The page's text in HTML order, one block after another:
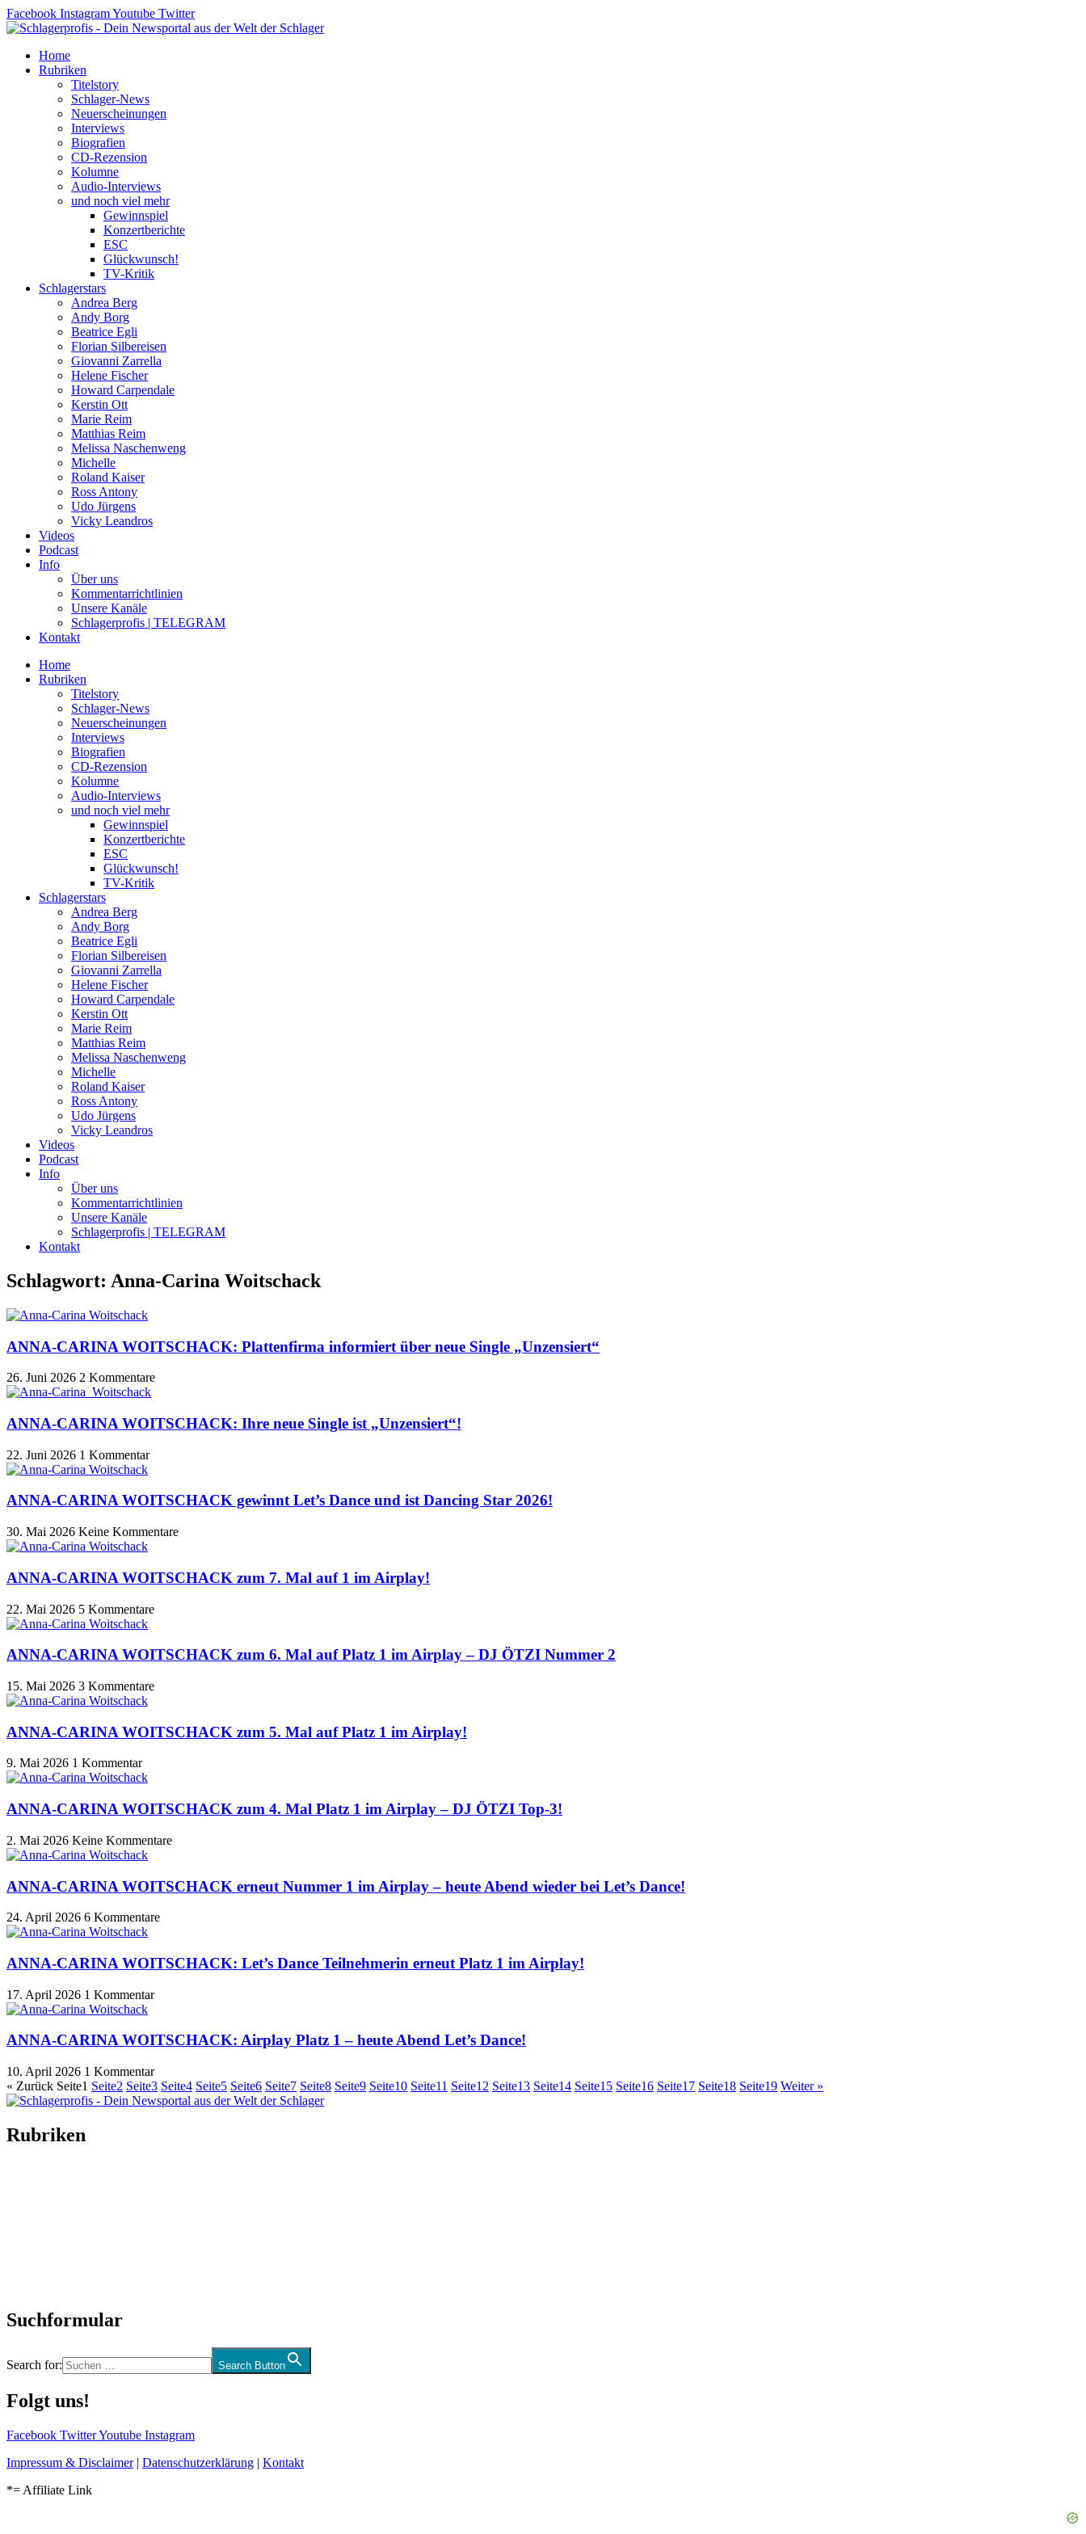
Zum
Inhalt
Facebook InstagramYoutube Twitter
Home
Rubriken
Titelstory
Schlager-News
Neuerscheinungen
Interviews
Biografien
CD-Rezension
Kolumne
Audio-Interviews
und noch viel mehr
Gewinnspiel
Konzertberichte
ESC
Glückwunsch!
TV-Kritik
Schlagerstars
Andrea Berg
Andy Borg
Beatrice Egli
Florian Silbereisen
Giovanni Zarrella
Helene Fischer
Howard Carpendale
Kerstin Ott
Marie Reim
Matthias Reim
Melissa Naschenweng
Michelle
Roland Kaiser
Ross Antony
Udo Jürgens
Vicky Leandros
Videos
Podcast
Info
Über uns
Kommentarrichtlinien
Unsere Kanäle
Schlagerprofis | TELEGRAM
Kontakt
Home
Rubriken
Titelstory
Schlager-News
Neuerscheinungen
Interviews
Biografien
CD-Rezension
Kolumne
Audio-Interviews
und noch viel mehr
Gewinnspiel
Konzertberichte
ESC
Glückwunsch!
TV-Kritik
Schlagerstars
Andrea Berg
Andy Borg
Beatrice Egli
Florian Silbereisen
Giovanni Zarrella
Helene Fischer
Howard Carpendale
Kerstin Ott
Marie Reim
Matthias Reim
Melissa Naschenweng
Michelle
Roland Kaiser
Ross Antony
Udo Jürgens
Vicky Leandros
Videos
Podcast
Info
Über uns
Kommentarrichtlinien
Unsere Kanäle
Schlagerprofis | TELEGRAM
Kontakt
Schlagwort: Anna-Carina Woitschack
ANNA-CARINA WOITSCHACK: Plattenfirma informiert über neue Single „Unzensiert“
26. Juni 2026 2 Kommentare
ANNA-CARINA WOITSCHACK: Ihre neue Single ist „Unzensiert“!
22. Juni 2026 1 Kommentar
ANNA-CARINA WOITSCHACK gewinnt Let’s Dance und ist Dancing Star 2026!
30. Mai 2026 Keine Kommentare
ANNA-CARINA WOITSCHACK zum 7. Mal auf 1 im Airplay!
22. Mai 2026 5 Kommentare
ANNA-CARINA WOITSCHACK zum 6. Mal auf Platz 1 im Airplay – DJ ÖTZI Nummer 2
15. Mai 2026 3 Kommentare
ANNA-CARINA WOITSCHACK zum 5. Mal auf Platz 1 im Airplay!
9. Mai 2026 1 Kommentar
ANNA-CARINA WOITSCHACK zum 4. Mal Platz 1 im Airplay – DJ ÖTZI Top-3!
2. Mai 2026 Keine Kommentare
ANNA-CARINA WOITSCHACK erneut Nummer 1 im Airplay – heute Abend wieder bei Let’s Dance!
24. April 2026 6 Kommentare
ANNA-CARINA WOITSCHACK: Let’s Dance Teilnehmerin erneut Platz 1 im Airplay!
17. April 2026 1 Kommentar
ANNA-CARINA WOITSCHACK: Airplay Platz 1 – heute Abend Let’s Dance!
10. April 2026 1 Kommentar
« Zurück Seite1 Seite2 Seite3 Seite4 Seite5 Seite6 Seite7 Seite8 Seite9 Seite10 Seite11 Seite12 Seite13 Seite14 Seite15 Seite16 Seite17 Seite18 Seite19 Weiter »
Rubriken
Suchformular
Search for: Search Button
Folgt uns!
Facebook TwitterYoutube Instagram
Impressum & Disclaimer| Datenschutzerklärung | Kontakt
*= Affiliate Link